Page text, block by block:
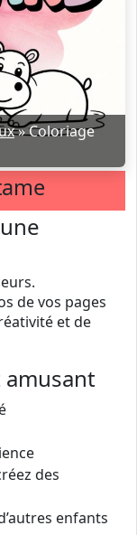
»Coloriage
de vos pages
et de
des
enfants